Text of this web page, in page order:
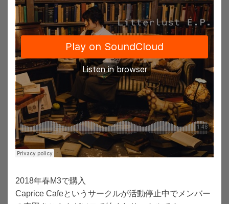
2018年春M3で購入
Caprice Cafeというサークルが活動停止中でメンバー